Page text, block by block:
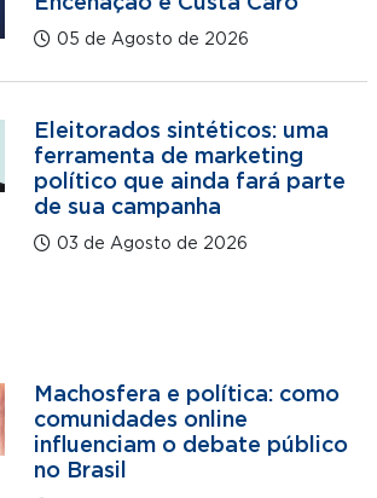
05 de Agosto de 2026
Eleitorados sintéticos: uma
ferramenta de marketing
político que ainda fará parte
de sua campanha
03 de Agosto de 2026
Machosfera e política: como
comunidades online
influenciam o debate público
no Brasil